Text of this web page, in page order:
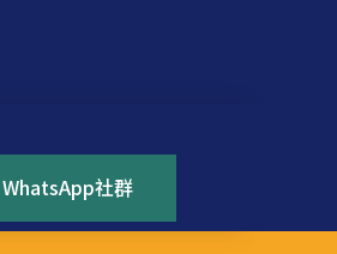
WhatsApp社群